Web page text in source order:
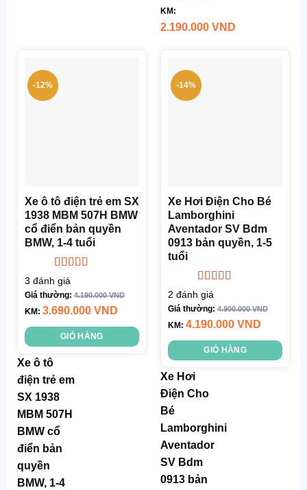
khoảng
4-6h
lượng
xe: 18 kg
Tải tối
Tự lái: từ
xa và
chân ga
liệu:
Nhựa,
Thép
Chức
năng:
đèn,
nhạc
4-6h
Động
Tải tối
đa: 20-30
Kg
Tự lái: từ
xa và
chân ga
Chức
năng:
đèn,
nhạc
KM:
2.190.000 VND
-12%
Xe ô tô điện trẻ em SX
1938 MBM 507H BMW
cổ điển bản quyền
BMW, 1-4 tuổi
Được xếp
hạng
sao
3 đánh giá
Giá thường:4.190.000VND
KM: 3.690.000 VND
GIỎ HÀNG
Xe ô tô
điện trẻ em
SX 1938
MBM 507H
BMW cổ
điển bản
quyền
BMW, 1-4
-14%
Xe Hơi Điện Cho Bé
Lamborghini
Aventador SV Bdm
0913 bản quyền, 1-5
tuổi
Được xếp
hạng
5 sao
2 đánh giá
Giá thường:4.900.000VND
KM: 4.190.000 VND
GIỎ HÀNG
Xe Hơi
Điện Cho
Bé
Lamborghini
Aventador
SV Bdm
0913 bản